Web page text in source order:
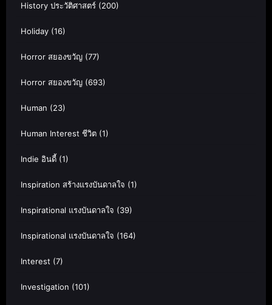
History ประวัติศาสตร์ (200)
Holiday (16)
Horror สยองขวัญ (77)
Horror สยองขวัญ (693)
Human (23)
Human Interest ชีวิต (1)
Indie อินดี้ (1)
Inspiration สร้างแรงบันดาลใจ (1)
Inspirational แรงบันดาลใจ (39)
Inspirational แรงบันดาลใจ (164)
Interest (7)
Investigation (101)